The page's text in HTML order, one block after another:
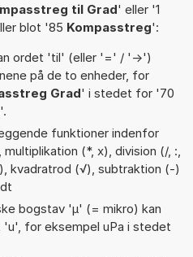
til Grad' eller '1
blot '85 Kompasstreg':
ordet 'til' (eller '=' / '->')
på de to enheder, for
Grad' i stedet for '70
funktioner indenfor
(*, x), division (/, :,
kvadratrod (√), subtraktion (-)
bogstav 'µ' (= mikro) kan
'u', for eksempel uPa i stedet